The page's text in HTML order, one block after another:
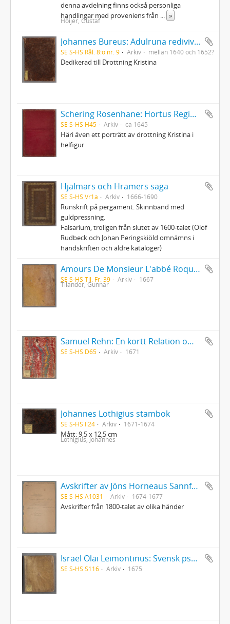
denna avdelning finns också personliga
handlingar med proveniens från
»
Höijer, Gustaf
Johannes Bureus: Adulruna rediviva seu sapientia Sveorum veterum de mysteriis alphabeti trium coronarum regni Fulkandiarum seu Svethiae antiquissimae
SE S-HS Rål. 8:o nr. 9 Arkiv mellan 1640 och 1652?
Dedikerad till Drottning Kristina
Schering Rosenhane: Hortus Regius - Drottning Christinas stamträd med emblemata politica
SE S-HS H45 Arkiv ca 1645
Häri även ett porträtt av drottning Kristina i
helfigur
Hjalmars och Hramers saga
SE S-HS Vr1a Arkiv 1666-1690
Runskrift på pergament. Skinnband med
guldpressning.
Falsarium, troligen från slutet av 1600-talet (Olof
Rudbeck och Johan Peringskiöld omnämns i
handskriften och äldre kataloger)
Amours De Monsieur L'abbé Roquette avec Mademoiselle de Montauzier par Monsieur L'abbé Le Camus 1667
SE S-HS Til. Fr. 39 Arkiv 1667
Tilander, Gunnar
Samuel Rehn: En kortt Relation om Lapparnes lefwarne och sedher, wijdskiepellser, sampt i många stycken grofwe wildfarellser
SE S-HS D65 Arkiv 1671
Johannes Lothigius stambok
SE S-HS Il24 Arkiv 1671-1674
Mått: 9,5 x 12,5 cm
Lothigius, Johannes
Avskrifter av Jöns Horneaus Sannfärdig berättelse om det för 100 år sedan förlupna grufverliga Trolldoms-Oväsendet i Sverige och Martin Brunnerus Betänkande om trolldomsväsendet
SE S-HS A1031 Arkiv 1674-1677
Avskrifter från 1800-talet av olika händer
Israel Olai Leimontinus: Svensk psalmbok med sångnoter
SE S-HS S116 Arkiv 1675